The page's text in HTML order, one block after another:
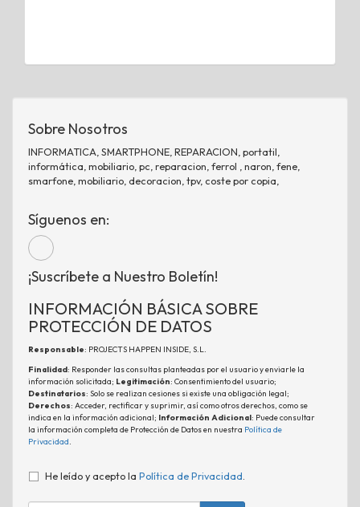
Sobre Nosotros
INFORMATICA, SMARTPHONE, REPARACION, portatil,
informática, mobiliario, pc, reparacion, ferrol , naron, fene,
smarfone, mobiliario, decoracion, tpv, coste por copia,
Síguenos en:
¡Suscríbete a Nuestro Boletín!
INFORMACIÓN BÁSICA SOBRE
PROTECCIÓN DE DATOS
Responsable: PROJECTS HAPPEN INSIDE, S.L.
Finalidad: Responder las consultas planteadas por el usuario y enviarle la
información solicitada; Legitimación: Consentimiento del usuario;
Destinatarios: Solo se realizan cesiones si existe una obligación legal;
Derechos: Acceder, rectificar y suprimir, así como otros derechos, como se
indica en la información adicional; Información Adicional: Puede consultar
la información completa de Protección de Datos en nuestra Política de
Privacidad.
He leído y acepto la Política de Privacidad